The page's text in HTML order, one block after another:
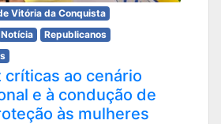
Vitória da Conquista
Notícia
Republicanos
críticas ao cenário
e à condução de
às mulheres